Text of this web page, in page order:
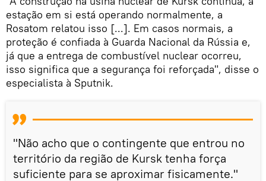
estação em si está operando normalmente, a
Rosatom relatou isso [...]. Em casos normais, a
proteção é confiada à Guarda Nacional da Rússia e,
já que a entrega de combustível nuclear ocorreu,
isso significa que a segurança foi reforçada", disse o
especialista à Sputnik.
"Não acho que o contingente que entrou no
território da região de Kursk tenha força
suficiente para se aproximar fisicamente."